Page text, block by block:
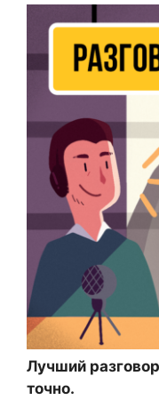
Лучший
точно.